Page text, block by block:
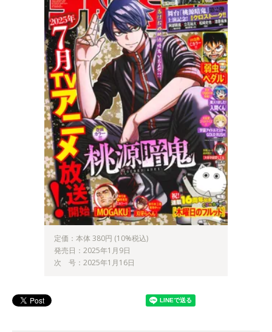
定価：本体 380円 (10%税込)
発売日：2025年1月9日
次 号：2025年1月16日